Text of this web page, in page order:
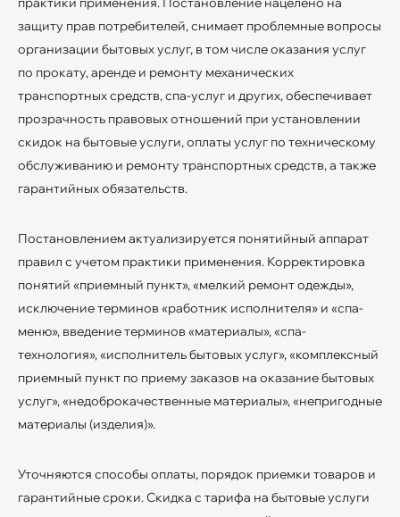
защиту прав потребителей, снимает проблемные вопросы
организации бытовых услуг, в том числе оказания услуг
по прокату, аренде и ремонту механических
транспортных средств, спа-услуг и других, обеспечивает
прозрачность правовых отношений при установлении
скидок на бытовые услуги, оплаты услуг по техническому
обслуживанию и ремонту транспортных средств, а также
гарантийных обязательств.
Постановлением актуализируется понятийный аппарат
правил с учетом практики применения. Корректировка
понятий «приемный пункт», «мелкий ремонт одежды»,
исключение терминов «работник исполнителя» и «спа-
меню», введение терминов «материалы», «спа-
технология», «исполнитель бытовых услуг», «комплексный
приемный пункт по приему заказов на оказание бытовых
услуг», «недоброкачественные материалы», «непригодные
материалы (изделия)».
Уточняются способы оплаты, порядок приемки товаров и
гарантийные сроки. Скидка с тарифа на бытовые услуги